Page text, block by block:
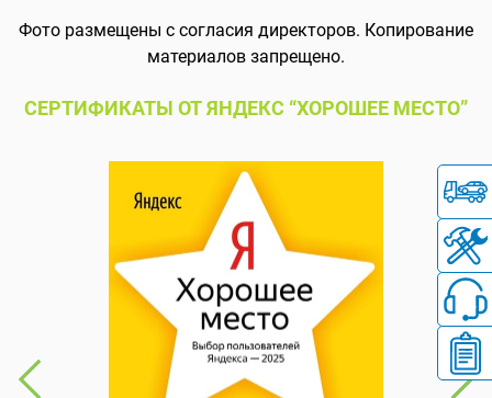
Фото размещены с согласия директоров. Копирование
материалов запрещено.
СЕРТИФИКАТЫ ОТ ЯНДЕКС “ХОРОШЕЕ МЕСТО”